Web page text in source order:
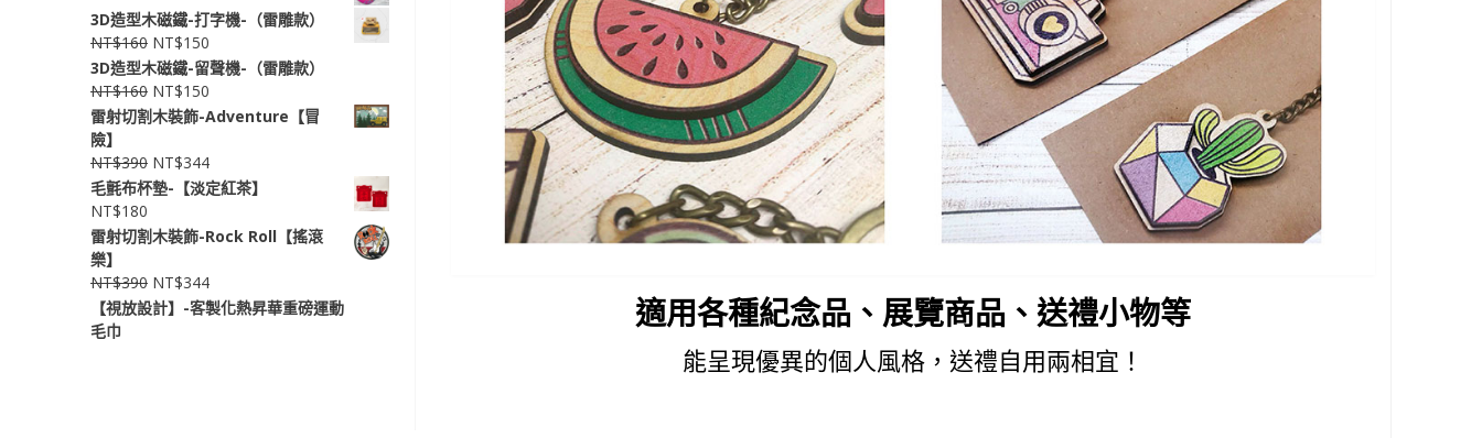
適用各種紀念品、展覽商品、送禮小物等
能呈現優異的個人風格，送禮自用兩相宜！
3D造型木磁鐵-打字機-（雷雕款）
NT$160 NT$150
3D造型木磁鐵-留聲機-（雷雕款）
NT$160 NT$150
雷射切割木裝飾-Adventure【冒
險】
NT$390 NT$344
毛氈布杯墊-【淡定紅茶】
NT$180
雷射切割木裝飾-Rock Roll【搖滾
樂】
NT$390 NT$344
【視放設計】-客製化熱昇華重磅運動
毛巾